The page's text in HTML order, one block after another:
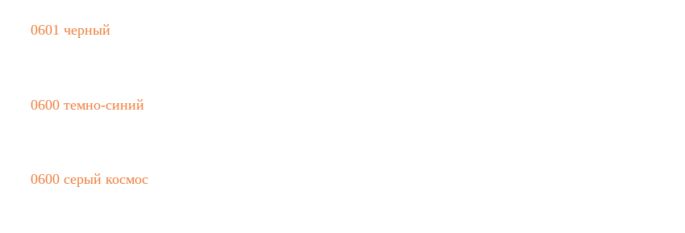
0601 черный
0600 темно-синий
0600 серый космос